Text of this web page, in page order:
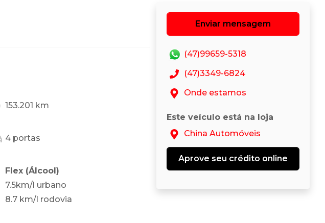
153.201 km
4 portas
Flex (Álcool)
7.5km/l urbano
8.7 km/l rodovia
Enviar mensagem
(47)99659-5318
(47)3349-6824
Onde estamos
Este veículo está na loja
China Automóveis
Aprove seu crédito online